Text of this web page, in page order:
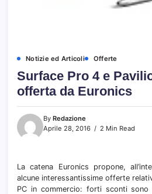
Notizie ed Articoli Offerte
Surface Pro 4 e
offerta da Euronics
By Redazione
Aprile 28, 2016
2 Min Read
La catena Euronics propone,
alcune interessantissime offerte
PC in commercio: forti sconti